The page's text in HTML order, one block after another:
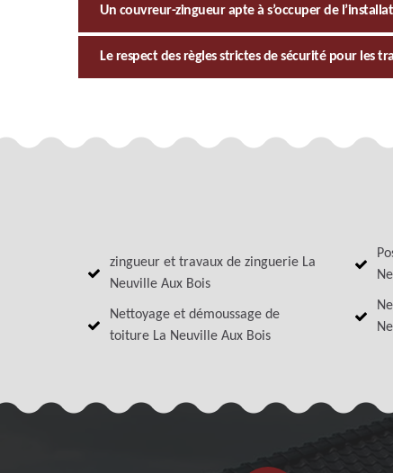
Un couvreur-zingueur apte à s’occuper de
Le respect des règles strictes de sécurité pour les
zingueur et travaux de zinguerie La
Neuville Aux Bois
Nettoyage et démoussage de
toiture La Neuville Aux Bois